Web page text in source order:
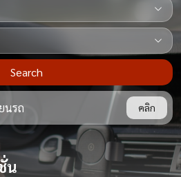
Search
นรถ คลิก
น